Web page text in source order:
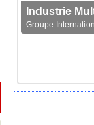
Groupe